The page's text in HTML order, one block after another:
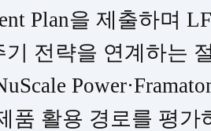
Plan을 제출하며
기 전략을 연계하는
품 활용 경로를 평